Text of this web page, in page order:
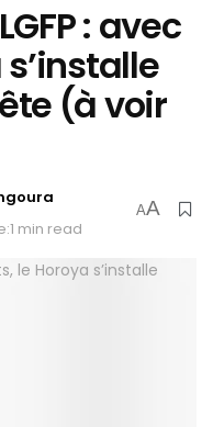
: avec
(à voir
min read
AA